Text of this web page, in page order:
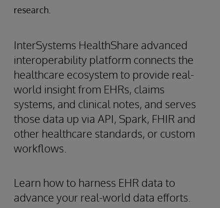
research.
InterSystems HealthShare advanced
interoperability platform connects the
healthcare ecosystem to provide real-
world insight from EHRs, claims
systems, and clinical notes, and serves
those data up via API, Spark, FHIR and
other healthcare standards, or custom
workflows.
Learn how to harness EHR data to
advance your real-world data efforts.